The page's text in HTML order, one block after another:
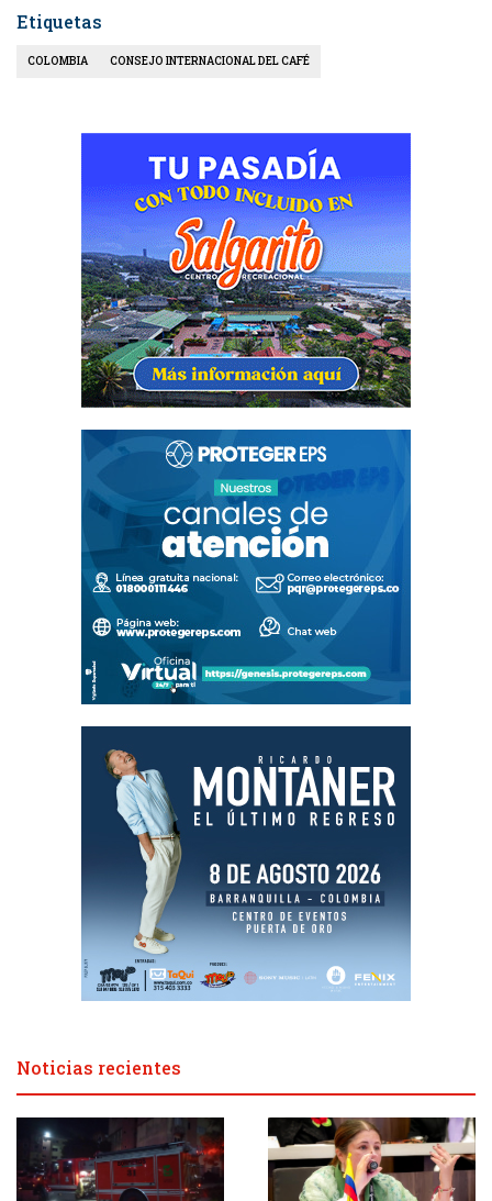
Etiquetas
COLOMBIA CONSEJO INTERNACIONAL DEL CAFÉ
Noticias recientes